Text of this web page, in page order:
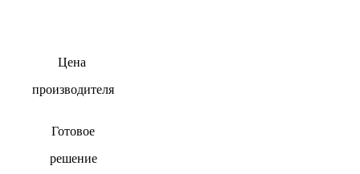
Цена
производителя
Готовое
решение